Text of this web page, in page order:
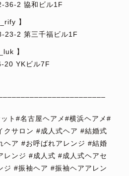
36-2 協和ビル1F
】
23-2 第三千福ビル1F
】
20 YKビル7F
ト#名古屋ヘアメ#横浜ヘアメ#
クサロン #成人式ヘア #結婚式
ヘア #お呼ばれアレンジ #結婚
レンジ #成人式 #成人式ヘアセ
ジ #振袖ヘア #振袖ヘアアレン